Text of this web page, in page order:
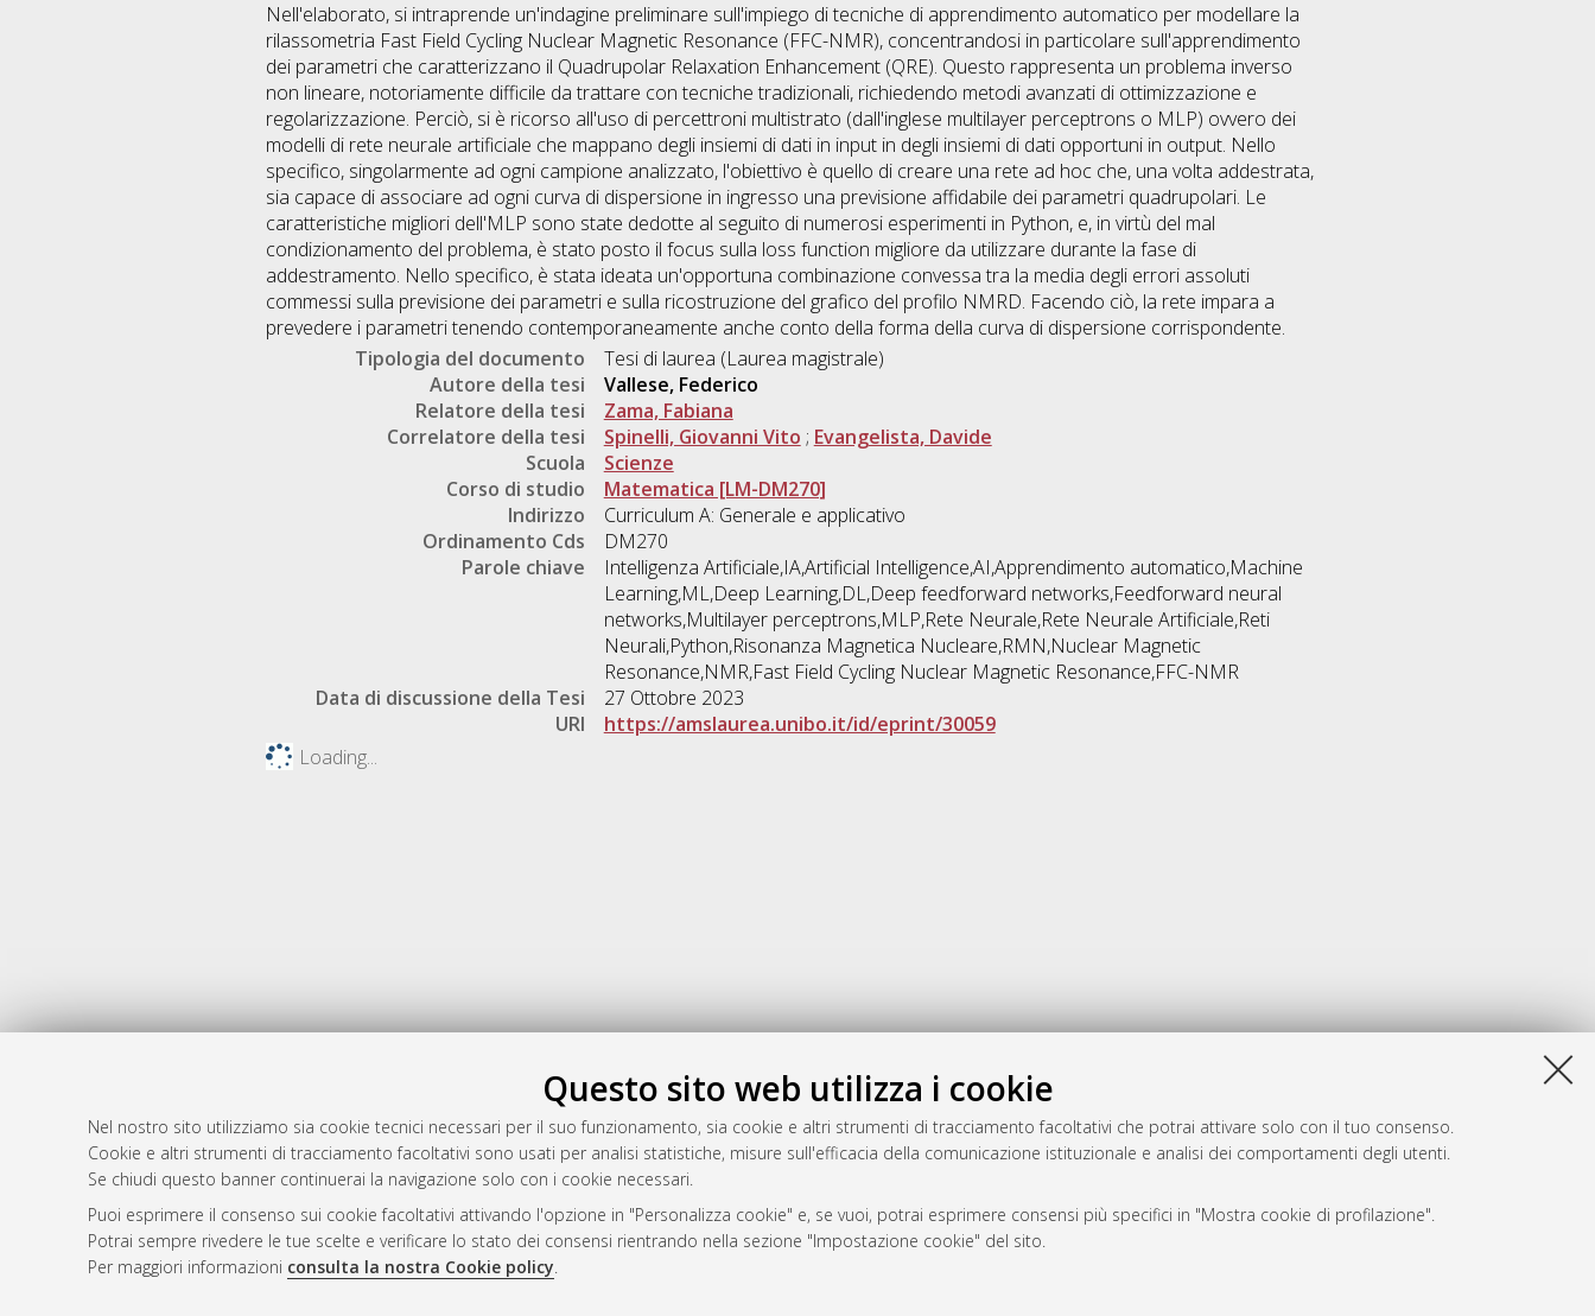
Questo sito web utilizza i cookie
Nel nostro sito utilizziamo sia cookie tecnici necessari per il suo funzionamento, sia cookie e altri strumenti di tracciamento facoltativi che potrai attivare solo con il tuo consenso.
Cookie e altri strumenti di tracciamento facoltativi sono usati per analisi statistiche, misure sull'efficacia della comunicazione istituzionale e analisi dei comportamenti degli utenti.
Se chiudi questo banner continuerai la navigazione solo con i cookie necessari.
Puoi esprimere il consenso sui cookie facoltativi attivando l'opzione in "Personalizza cookie" e, se vuoi, potrai esprimere consensi più specifici in "Mostra cookie di profilazione".
Potrai sempre rivedere le tue scelte e verificare lo stato dei consensi rientrando nella sezione "Impostazione cookie" del sito.
Per maggiori informazioni consulta la nostra Cookie policy.
Nell'elaborato, si intraprende un'indagine preliminare sull'impiego di tecniche di apprendimento automatico per modellare la
rilassometria Fast Field Cycling Nuclear Magnetic Resonance (FFC-NMR), concentrandosi in particolare sull'apprendimento
dei parametri che caratterizzano il Quadrupolar Relaxation Enhancement (QRE). Questo rappresenta un problema inverso
non lineare, notoriamente difficile da trattare con tecniche tradizionali, richiedendo metodi avanzati di ottimizzazione e
regolarizzazione. Perciò, si è ricorso all'uso di percettroni multistrato (dall'inglese multilayer perceptrons o MLP) ovvero dei
modelli di rete neurale artificiale che mappano degli insiemi di dati in input in degli insiemi di dati opportuni in output. Nello
specifico, singolarmente ad ogni campione analizzato, l'obiettivo è quello di creare una rete ad hoc che, una volta addestrata,
sia capace di associare ad ogni curva di dispersione in ingresso una previsione affidabile dei parametri quadrupolari. Le
caratteristiche migliori dell'MLP sono state dedotte al seguito di numerosi esperimenti in Python, e, in virtù del mal
condizionamento del problema, è stato posto il focus sulla loss function migliore da utilizzare durante la fase di
addestramento. Nello specifico, è stata ideata un'opportuna combinazione convessa tra la media degli errori assoluti
commessi sulla previsione dei parametri e sulla ricostruzione del grafico del profilo NMRD. Facendo ciò, la rete impara a
prevedere i parametri tenendo contemporaneamente anche conto della forma della curva di dispersione corrispondente.
Tipologia del documento
Tesi di laurea (Laurea magistrale)
Autore della tesi
Vallese, Federico
Relatore della tesi
Zama, Fabiana
Correlatore della tesi
Spinelli, Giovanni Vito ; Evangelista, Davide
Scuola
Scienze
Corso di studio
Matematica [LM-DM270]
Indirizzo
Curriculum A: Generale e applicativo
Ordinamento Cds
DM270
Parole chiave
Intelligenza Artificiale,IA,Artificial Intelligence,AI,Apprendimento automatico,Machine
Learning,ML,Deep Learning,DL,Deep feedforward networks,Feedforward neural
networks,Multilayer perceptrons,MLP,Rete Neurale,Rete Neurale Artificiale,Reti
Neurali,Python,Risonanza Magnetica Nucleare,RMN,Nuclear Magnetic
Resonance,NMR,Fast Field Cycling Nuclear Magnetic Resonance,FFC-NMR
Data di discussione della Tesi
27 Ottobre 2023
URI
https://amslaurea.unibo.it/id/eprint/30059
Loading...
Gestione del documento:
Atom
Rss 1.0
Rss 2.0
AMS Laurea
Servizio implementato e gestito da
Impostazioni Cookie
Informativa sulla privacy
Condizioni d’uso del sito